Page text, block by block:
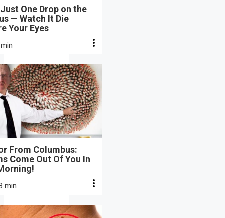
One Drop on the
— Watch It Die
Your Eyes
From Columbus:
Come Out Of You In
min